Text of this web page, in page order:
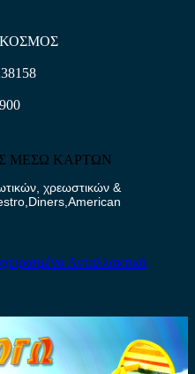
ΜΕΣΩ ΚΑΡΤΩΝ
χρεωστικών &
Ανταλλακτικά